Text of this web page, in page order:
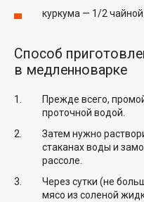
куркума — 1/2
Способ
в медленноварке
Прежде всего,
проточной водой.
Затем нужно
стаканах воды и
рассоле.
Через сутки (не
мясо из соленой